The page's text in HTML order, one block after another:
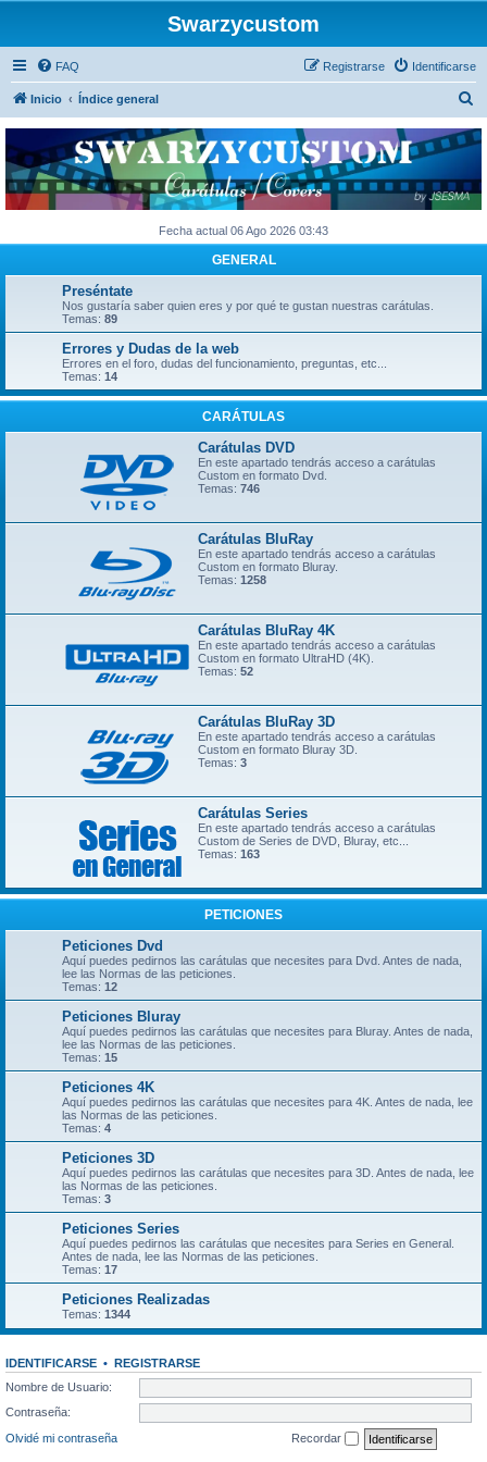
Swarzycustom
FAQ Identificarse
Registrarse
Inicio Índice general
c
Fecha actual 06 Ago 2026 03:43
GENERAL
Preséntate
Nos gustaría saber quien eres y por qué te gustan nuestras carátulas.
Temas: 89
Errores y Dudas de la web
Errores en el foro, dudas del funcionamiento, preguntas, etc...
Temas: 14
CARÁTULAS
Carátulas DVD
En este apartado tendrás acceso a carátulas
Custom en formato Dvd.
Temas: 746
Carátulas BluRay
En este apartado tendrás acceso a carátulas
Custom en formato Bluray.
Temas: 1258
Carátulas BluRay 4K
En este apartado tendrás acceso a carátulas
Custom en formato UltraHD (4K).
Temas: 52
Carátulas BluRay 3D
En este apartado tendrás acceso a carátulas
Custom en formato Bluray 3D.
Temas: 3
Carátulas Series
En este apartado tendrás acceso a carátulas
Custom de Series de DVD, Bluray, etc...
Temas: 163
PETICIONES
Peticiones Dvd
Aquí puedes pedirnos las carátulas que necesites para Dvd. Antes de nada,
lee las Normas de las peticiones.
Temas: 12
Peticiones Bluray
Aquí puedes pedirnos las carátulas que necesites para Bluray. Antes de nada,
lee las Normas de las peticiones.
Temas: 15
Peticiones 4K
Aquí puedes pedirnos las carátulas que necesites para 4K. Antes de nada, lee
las Normas de las peticiones.
Temas: 4
Peticiones 3D
Aquí puedes pedirnos las carátulas que necesites para 3D. Antes de nada, lee
las Normas de las peticiones.
Temas: 3
Peticiones Series
Aquí puedes pedirnos las carátulas que necesites para Series en General.
Antes de nada, lee las Normas de las peticiones.
Temas: 17
Peticiones Realizadas
Temas: 1344
IDENTIFICARSE • REGISTRARSE
Nombre de Usuario:
Contraseña:
Olvidé mi contraseña
Recordar